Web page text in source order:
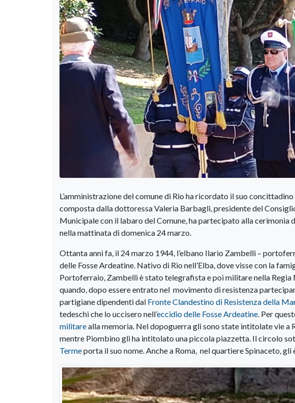
L’amministrazione del comune di Rio ha ricordato il suo
composta dalla dottoressa Valeria Barbagli, presidente del
Municipale con il labaro del Comune, ha partecipato alla
nella mattinata di domenica 24 marzo.
Ottanta anni fa, il 24 marzo 1944, l’elbano Ilario Zambelli –
delle Fosse Ardeatine. Nativo di Rio nell’Elba, dove visse con la
Portoferraio, Zambelli è stato telegrafista e poi militare nella Regia
quando, dopo essere entrato nel movimento di resistenza
partigiane dipendenti dal Fronte Clandestino di Resistenza della
tedeschi che lo uccisero nell’eccidio delle Fosse Ardeatine . Per
militarealla memoria. Nel dopoguerra gli sono state intitolate vie a
mentre Piombino gli ha intitolato una piccola piazzetta. Il circolo
Termeporta il suo nome. Anche a Roma, nel quartiere Spinaceto,